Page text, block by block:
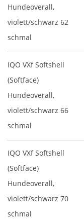
Hundeoverall,
violett/schwarz 62
schmal
IQO VXf Softshell
(Softface)
Hundeoverall,
violett/schwarz 66
schmal
IQO VXf Softshell
(Softface)
Hundeoverall,
violett/schwarz 70
schmal